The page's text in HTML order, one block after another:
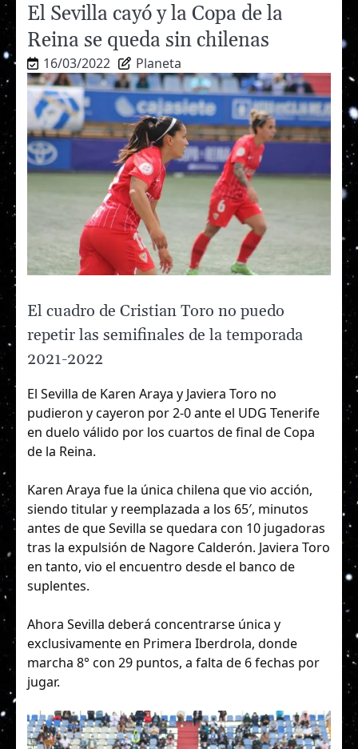
El Sevilla cayó y la Copa de la
Reina se queda sin chilenas
16/03/2022 Planeta
El cuadro de Cristian Toro no puedo
repetir las semifinales de la temporada
2021-2022
El Sevilla de Karen Araya y Javiera Toro no
pudieron y cayeron por 2-0 ante el UDG Tenerife
en duelo válido por los cuartos de final de Copa
de la Reina.
Karen Araya fue la única chilena que vio acción,
siendo titular y reemplazada a los 65′, minutos
antes de que Sevilla se quedara con 10 jugadoras
tras la expulsión de Nagore Calderón. Javiera Toro
en tanto, vio el encuentro desde el banco de
suplentes.
Ahora Sevilla deberá concentrarse única y
exclusivamente en Primera Iberdrola, donde
marcha 8° con 29 puntos, a falta de 6 fechas por
jugar.